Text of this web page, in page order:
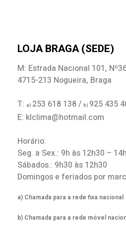
LOJA BRAGA (SEDE)
M: Estrada Nacional 101,
4715-213 Nogueira, Braga
T: a) 253 618 138 / b) 925 435
E: klclima@hotmail.com
Horário:
Seg. a Sex.: 9h às 12h30 –
Sábados.: 9h30 às 12h30
Domingos e feriados por
a) Chamada para a rede fixa nacional
b) Chamada para a rede móvel